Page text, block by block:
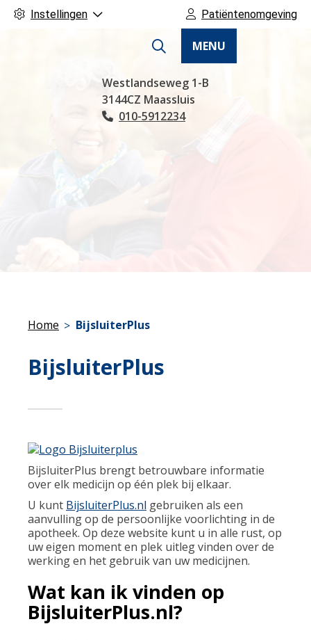
Instellingen Patiëntenomgeving
Hoofdmenu
MENU
Westlandseweg 1-B
3144CZ Maassluis
Tel:
010-5912234
Home BijsluiterPlus
BijsluiterPlus
BijsluiterPlus brengt betrouwbare informatie
over elk medicijn op één plek bij elkaar.
U kunt BijsluiterPlus.nl gebruiken als een
aanvulling op de persoonlijke voorlichting in de
apotheek. Op deze website kunt u in alle rust, op
uw eigen moment en plek uitleg vinden over de
werking en het gebruik van uw medicijnen.
Wat kan ik vinden op
BijsluiterPlus.nl?